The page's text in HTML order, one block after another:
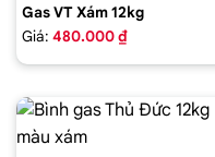
Gas VT Xám 12kg
Giá: 480.000 ₫